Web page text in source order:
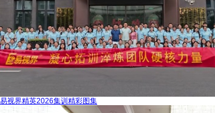
易视界精英2026集训精彩图集